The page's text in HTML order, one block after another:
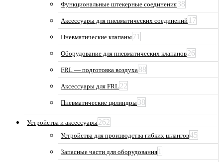
Функциональные штекерные соединения38
Аксессуары для пневматических соединений 17
Пневматические клапаны71
Оборудование для пневматических клапанов26
FRL — подготовка воздуха88
Аксессуары для FRL22
Пневматические цилиндры38
Устройства и аксессуары262
Устройства для производства гибких шлангов45
Запасные части для оборудования 1